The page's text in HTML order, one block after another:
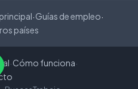
·Guías de empleo·
países
·Cómo funciona·